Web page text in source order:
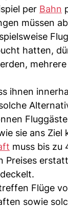
per Bahn
müssen
hatten,
ihnen
sie ans Ziel
muss bis zu
Preises
Flüge
sowie